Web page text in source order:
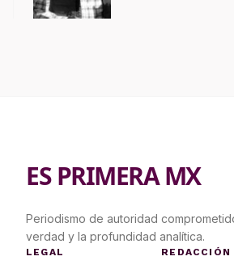
ES PRIMERA MX
Periodismo de autoridad
verdad y la profundidad analítica.
LEGAL REDACCIÓN